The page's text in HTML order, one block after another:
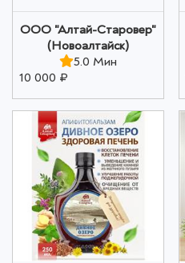
ООО "Алтай-Старовер"
(Новоалтайск)
5.0 Мин
10 000 ₽